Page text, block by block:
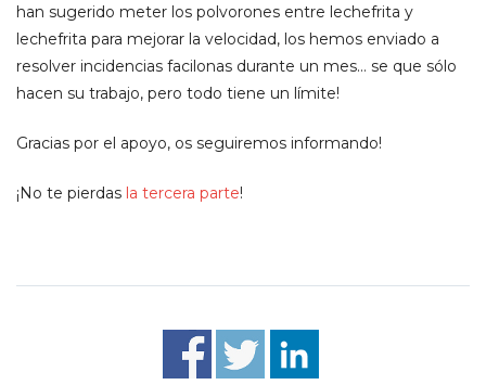
han sugerido meter los polvorones entre lechefrita y
lechefrita para mejorar la velocidad, los hemos enviado a
resolver incidencias facilonas durante un mes… se que sólo
hacen su trabajo, pero todo tiene un límite!
Gracias por el apoyo, os seguiremos informando!
¡No te pierdas la tercera parte!